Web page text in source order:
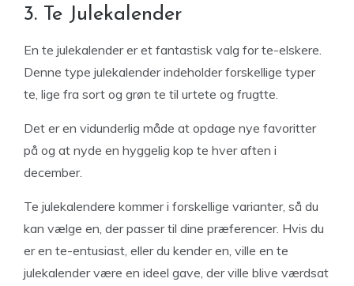
3. Te Julekalender
En te julekalender er et fantastisk valg for te-elskere.
Denne type julekalender indeholder forskellige typer
te, lige fra sort og grøn te til urtete og frugtte.
Det er en vidunderlig måde at opdage nye favoritter
på og at nyde en hyggelig kop te hver aften i
december.
Te julekalendere kommer i forskellige varianter, så du
kan vælge en, der passer til dine præferencer. Hvis du
er en te-entusiast, eller du kender en, ville en te
julekalender være en ideel gave, der ville blive værdsat